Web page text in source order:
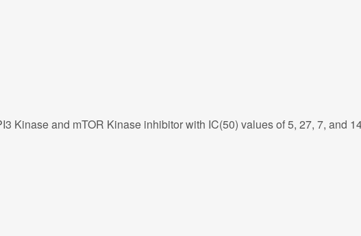
Kinase and mTOR Kinase inhibitor with IC(50) values of 5, 27, 7, and